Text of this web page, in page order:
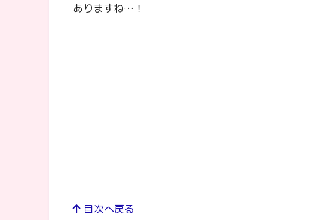
ありますね…！
目次へ戻る